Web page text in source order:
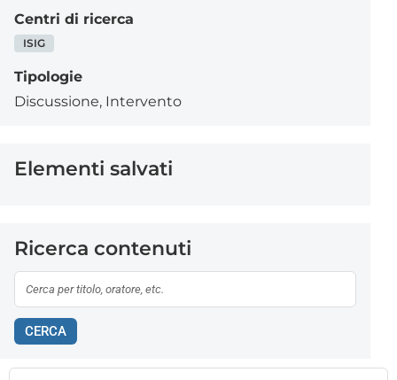
Centri di ricerca
ISIG
Tipologie
Discussione, Intervento
Elementi salvati
Ricerca contenuti
CERCA